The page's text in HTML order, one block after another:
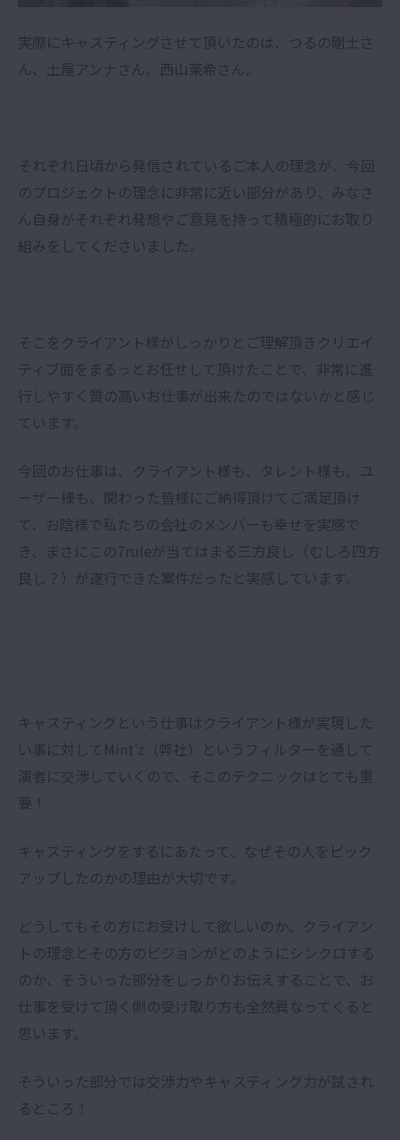
実際にキャスティングさせて頂いたのは、つるの剛士さ
ん、土屋アンナさん、西山茉希さん。
それぞれ日頃から発信されているご本人の理念が、今回
のプロジェクトの理念に非常に近い部分があり、みなさ
ん自身がそれぞれ発想やご意見を持って積極的にお取り
組みをしてくださいました。
そこをクライアント様がしっかりとご理解頂きクリエイ
ティブ面をまるっとお任せして頂けたことで、非常に進
行しやすく質の高いお仕事が出来たのではないかと感じ
ています。
今回のお仕事は、クライアント様も、タレント様も、ユ
ーザー様も、関わった皆様にご納得頂けてご満足頂け
て、お陰様で私たちの会社のメンバーも幸せを実感で
き、まさにこの7ruleが当てはまる三方良し（むしろ四方
良し？）が遂行できた案件だったと実感しています。
キャスティングという仕事はクライアント様が実現した
い事に対してMint’z（弊社）というフィルターを通して
演者に交渉していくので、そこのテクニックはとても重
要！
キャスティングをするにあたって、なぜその人をピック
アップしたのかの理由が大切です。
どうしてもその方にお受けして欲しいのか、クライアン
トの理念とその方のビジョンがどのようにシンクロする
のか、そういった部分をしっかりお伝えすることで、お
仕事を受けて頂く側の受け取り方も全然異なってくると
思います。
そういった部分では交渉力やキャスティング力が試され
るところ！